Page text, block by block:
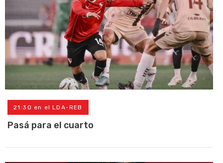
21:30 en el LDA-REB
Pasá para el cuarto